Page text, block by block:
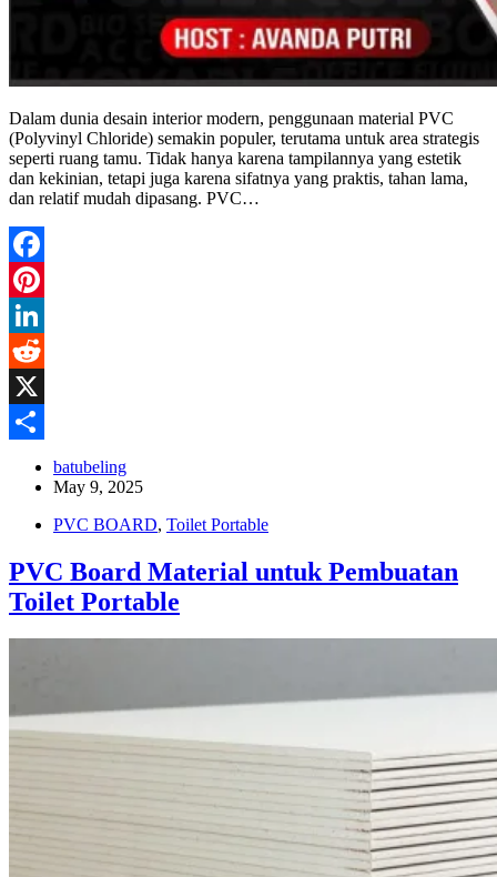
Dalam dunia desain interior modern, penggunaan material PVC
(Polyvinyl Chloride) semakin populer, terutama untuk area strategis
seperti ruang tamu. Tidak hanya karena tampilannya yang estetik
dan kekinian, tetapi juga karena sifatnya yang praktis, tahan lama,
dan relatif mudah dipasang. PVC…
Facebook
Pinterest
LinkedIn
Reddit
X
batubeling
May 9, 2025
PVC BOARD, Toilet Portable
PVC Board Material untuk Pembuatan
Toilet Portable